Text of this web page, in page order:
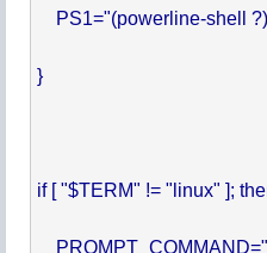
PS1="(powerline-shell
}
if [ "$TERM" != "linux" ];